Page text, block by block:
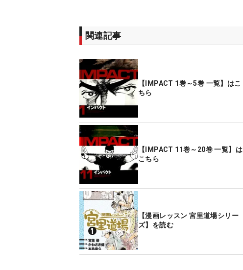
関連記事
【IMPACT 1巻～5巻 一覧】はこ
ちら
【IMPACT 11巻～20巻 一覧】は
こちら
【漫画レッスン 宮里道場シリー
ズ】を読む